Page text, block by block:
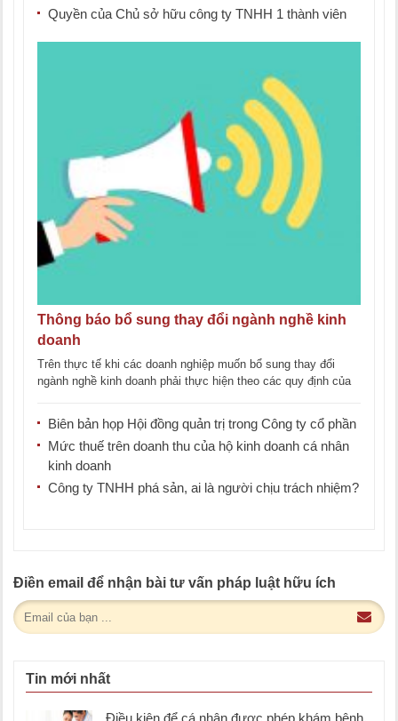
Quyền của Chủ sở hữu công ty TNHH 1 thành viên
Thông báo bổ sung thay đổi ngành nghề kinh
doanh
Trên thực tế khi các doanh nghiệp muốn bổ sung thay đổi
ngành nghề kinh doanh phải thực hiện theo các quy định của
Biên bản họp Hội đồng quản trị trong Công ty cổ phần
Mức thuế trên doanh thu của hộ kinh doanh cá nhân
kinh doanh
Công ty TNHH phá sản, ai là người chịu trách nhiệm?
Điền email để nhận bài tư vấn pháp luật hữu ích
Tin mới nhất
Điều kiện để cá nhân được phép khám bệnh,